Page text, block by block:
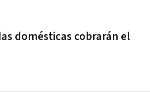
domésticas cobrarán el